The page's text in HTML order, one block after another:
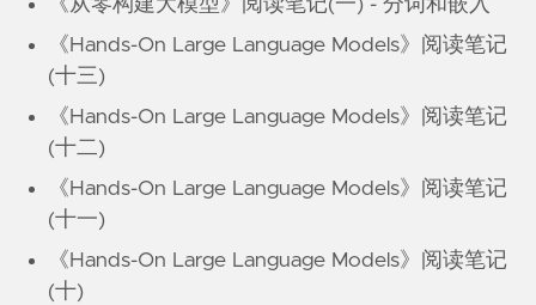
《从零构建大模型》阅读笔记(一) - 分词和嵌入
《Hands-On Large Language Models》阅读笔记
(十三)
《Hands-On Large Language Models》阅读笔记
(十二)
《Hands-On Large Language Models》阅读笔记
(十一)
《Hands-On Large Language Models》阅读笔记
(十)